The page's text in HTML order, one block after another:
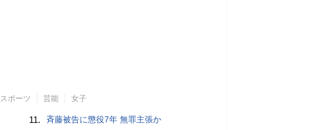
スポーツ 芸能 女子
11. 斉藤被告に懲役7年 無罪主張か